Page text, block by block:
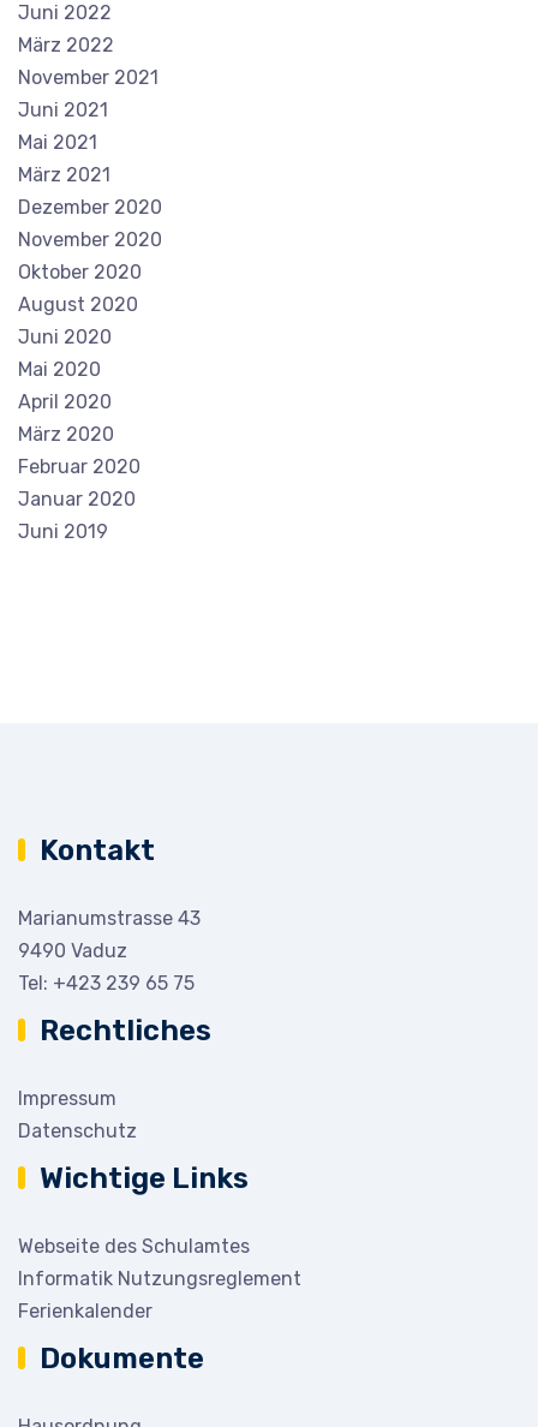
Juni 2022
März 2022
November 2021
Juni 2021
Mai 2021
März 2021
Dezember 2020
November 2020
Oktober 2020
August 2020
Juni 2020
Mai 2020
April 2020
März 2020
Februar 2020
Januar 2020
Juni 2019
Kontakt
Marianumstrasse 43
9490 Vaduz
Tel: +423 239 65 75
Rechtliches
Impressum
Datenschutz
Wichtige Links
Webseite des Schulamtes
Informatik Nutzungsreglement
Ferienkalender
Dokumente